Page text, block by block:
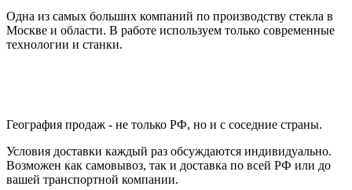
Одна из самых больших компаний по производству стекла в
Москве и области. В работе используем только современные
технологии и станки.
География продаж - не только РФ, но и с соседние страны.
Условия доставки каждый раз обсуждаются индивидуально.
Возможен как самовывоз, так и доставка по всей РФ или до
вашей транспортной компании.